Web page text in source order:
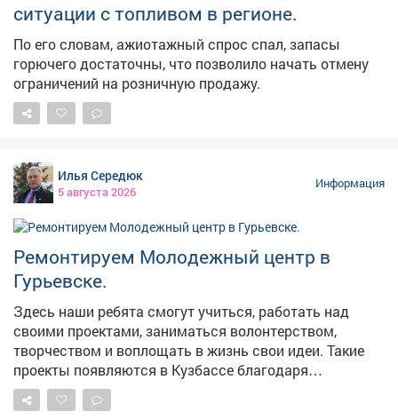
ситуации с топливом в регионе.
По его словам, ажиотажный спрос спал, запасы
горючего достаточны, что позволило начать отмену
ограничений на розничную продажу.
Илья Середюк
5 августа 2026
Информация
Ремонтируем Молодежный центр в
Гурьевске.
Здесь наши ребята смогут учиться, работать над
своими проектами, заниматься волонтерством,
творчеством и воплощать в жизнь свои идеи. Такие
проекты появляются в Кузбассе благодаря
федеральной поддержке - в том числе национальному
проекту «Молодежь и дети». Мы работаем над тем,